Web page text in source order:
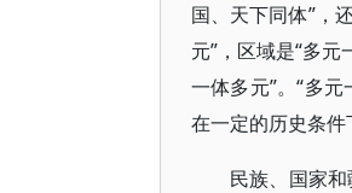
国、天下同体”，
元”，区域是“多
一体多元”。“多
在一定的历史条件
民族、国家